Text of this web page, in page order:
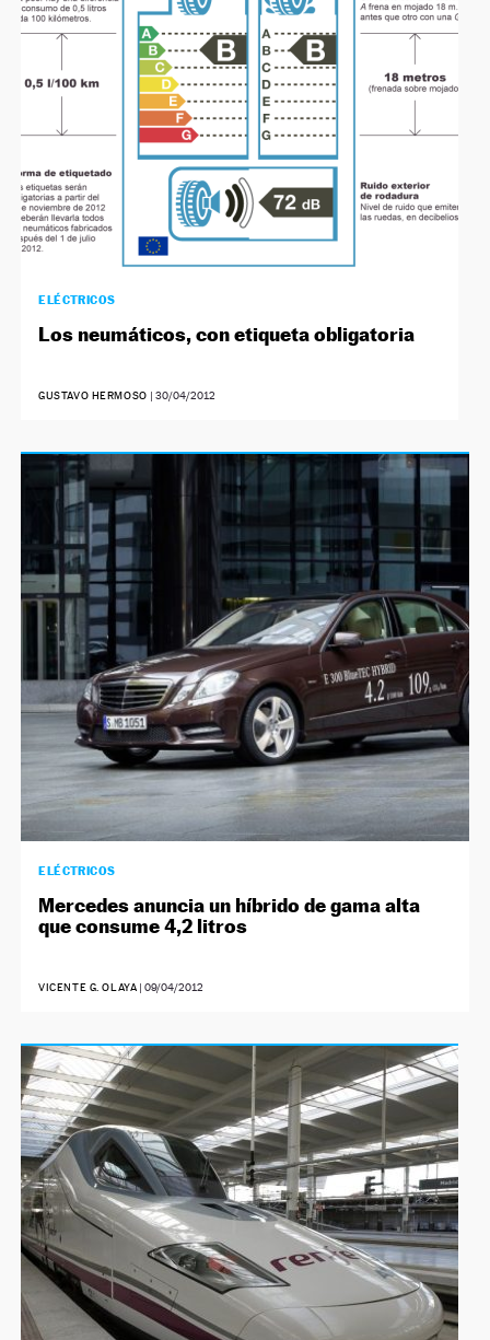
ELÉCTRICOS
Los neumáticos, con etiqueta obligatoria
GUSTAVO HERMOSO | 30/04/2012
ELÉCTRICOS
Mercedes anuncia un híbrido de gama alta
que consume 4,2 litros
VICENTE G. OLAYA |09/04/2012